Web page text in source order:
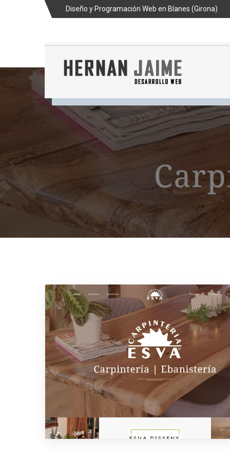
Diseño y Programación Web en Blanes (Girona)